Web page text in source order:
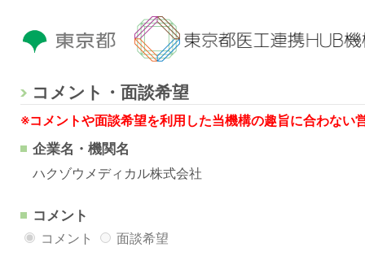
コメント・面談希望
※コメントや面談希望を利用した当機構の趣旨に合わない
企業名・機関名
ハクゾウメディカル株式会社
コメント
コメント
面談希望